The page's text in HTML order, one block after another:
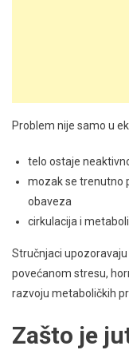
Problem nije samo u
telo ostaje
mozak se trenutno
obaveza
cirkulacija i
Stručnjaci
povećanom stresu,
razvoju metaboličkih
Zašto je